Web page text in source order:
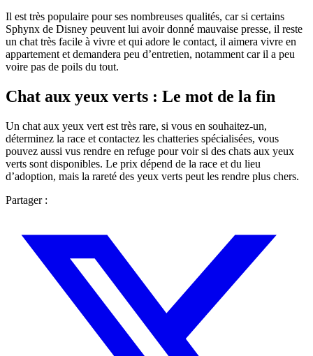
Il est très populaire pour ses nombreuses qualités, car si certains
Sphynx de Disney peuvent lui avoir donné mauvaise presse, il reste
un chat très facile à vivre et qui adore le contact, il aimera vivre en
appartement et demandera peu d’entretien, notamment car il a peu
voire pas de poils du tout.
Chat aux yeux verts : Le mot de la fin
Un chat aux yeux vert est très rare, si vous en souhaitez-un,
déterminez la race et contactez les chatteries spécialisées, vous
pouvez aussi vus rendre en refuge pour voir si des chats aux yeux
verts sont disponibles. Le prix dépend de la race et du lieu
d’adoption, mais la rareté des yeux verts peut les rendre plus chers.
Partager :